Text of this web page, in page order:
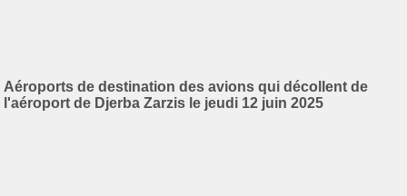
Aéroports de destination des avions qui décollent de
l'aéroport de Djerba Zarzis le jeudi 12 juin 2025